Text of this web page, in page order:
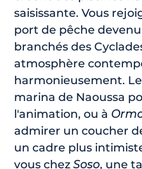
saisissante. Vous
port de pêche
branchés des
atmosphère
harmonieusement.
marina de Naoussa
l'animation, ou à
admirer un coucher
un cadre plus
vous chez Soso, une